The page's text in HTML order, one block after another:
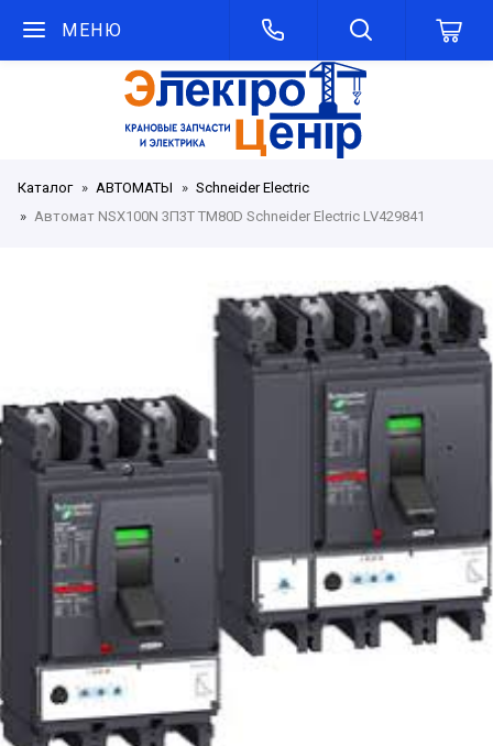
МЕНЮ
Каталог АВТОМАТЫ
Schneider Electric
Автомат NSX100N 3П3T TM80D Schneider Electric LV429841